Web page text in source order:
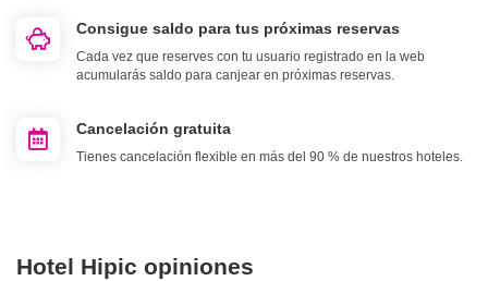
Consigue saldo para tus próximas reservas
Cada vez que reserves con tu usuario registrado en la web
acumularás saldo para canjear en próximas reservas.
Cancelación gratuita
Tienes cancelación flexible en más del 90 % de nuestros hoteles.
Hotel Hipic opiniones